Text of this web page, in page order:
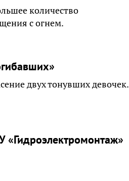
количество
с огнем.
двух тонувших девочек.
«Гидроэлектромонтаж»